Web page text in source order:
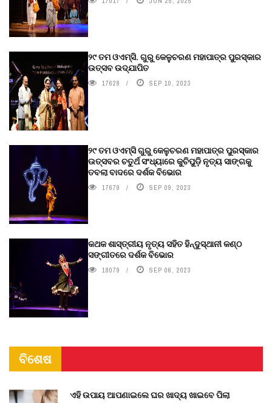
୨୯ ତମ ଓଏମ୍‌ସି. ଗୁରୁ କେଳୁଚରଣ ମହାପାତ୍ର ପୁରସ୍କାର
ଉତ୍ସବ ଉଦ୍‍ଯାପିତ
17628 SEP 10, 2023
୨୯ ତମ ଓଏମ୍‌ସି ଗୁରୁ କେଳୁଚରଣ ମହାପାତ୍ର ପୁରସ୍କାର
ଉତ୍ସବର ଚତୁର୍ଥ ସଂଧ୍ୟାରେ କୁଚିପୁଡ଼ି ନୃତ୍ୟ ସାଙ୍ଗକୁ
ତବଲା ବାଦରେ ଦର୍ଶକ ବିଭୋର
17679 SEP 09, 2023
କଥକ ଶାସ୍ତ୍ରୀୟ ନୃତ୍ୟ ସହିତ ହିନ୍ଦୁସ୍ଥାନୀ କଣ୍ଠ
ସଙ୍ଗୀତରେ ଦର୍ଶକ ବିଭୋର
18079 SEP 06, 2023
ବିଶେଷ
ଏହି ଉପାୟ ଆପଣାଇଲେ ଘର ଖାଦ୍ୟ ଖାଇବେ ପିଲା